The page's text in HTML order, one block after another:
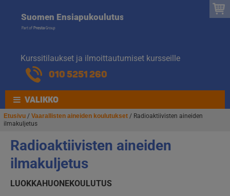
navigointiin
sisältöön
Suomen EnsiapukoulutusSuomen
Kurssitilaukset ja ilmoittautumiset kursseille
010 5251 260
VALIKKO
Etusivu / Vaarallisten aineiden koulutukset / Radioaktiivisten aineiden
ilmakuljetus
Radioaktiivisten aineiden
ilmakuljetus
LUOKKAHUONEKOULUTUS